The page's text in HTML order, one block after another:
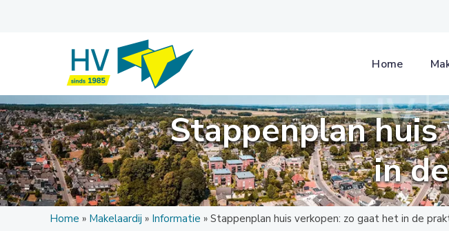
Home
Stappenplan
in
Home » Makelaardij » Informatie » Stappenplan huis verkopen: zo gaat het in de